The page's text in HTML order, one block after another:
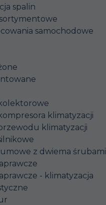
spalin
samochodowe
klimatyzacji
klimatyzacji
z dwiema śrubami
- klimatyzacja